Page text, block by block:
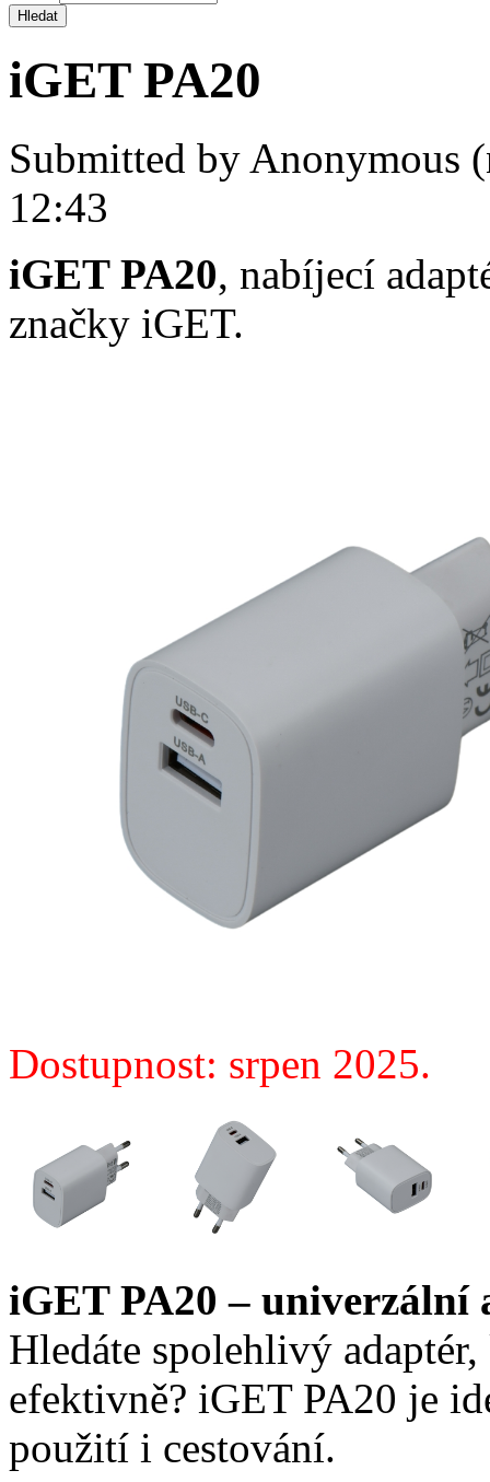
iGET PA20
Submitted by Anonymous
12:43
iGET PA20, nabíjecí
značky iGET.
Dostupnost: srpen 2025.
iGET PA20 – univerzální
Hledáte spolehlivý
efektivně? iGET PA20 je
použití i cestování.